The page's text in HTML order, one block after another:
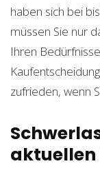
haben sich bei
müssen Sie nur
Ihren
zufrieden, wenn
aktuellen